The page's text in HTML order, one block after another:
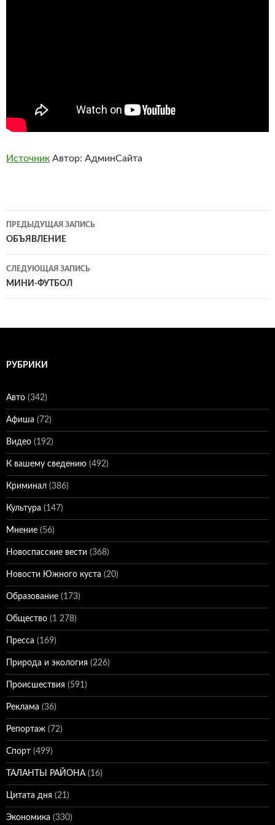
Источник Автор: АдминСайта
Навигация
по
записям
ПРЕДЫДУЩАЯ ЗАПИСЬ
ОБЪЯВЛЕНИЕ
СЛЕДУЮЩАЯ ЗАПИСЬ
МИНИ-ФУТБОЛ
РУБРИКИ
Авто (342)
Афиша (72)
Видео (192)
К вашему сведению (492)
Криминал (386)
Культура (147)
Мнение (56)
Новоспасские вести (368)
Новости Южного куста (20)
Образование (173)
Общество (1 278)
Пресса (169)
Природа и экология (226)
Происшествия (591)
Реклама (36)
Репортаж (72)
Спорт (499)
ТАЛАНТЫ РАЙОНА(16)
Цитата дня (21)
Экономика (330)